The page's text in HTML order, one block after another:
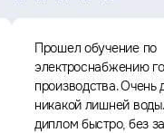
Прошел обучение по
электроснабжению
производства. Очень
никакой лишней
диплом быстро, без